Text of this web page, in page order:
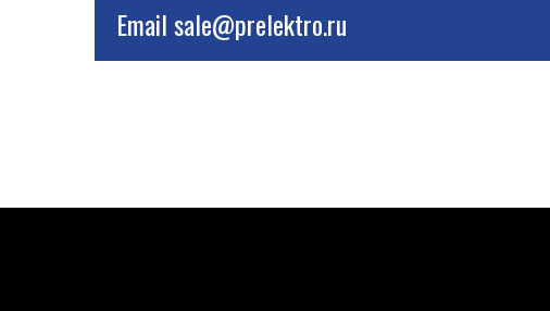
Emailsale@prelektro.ru